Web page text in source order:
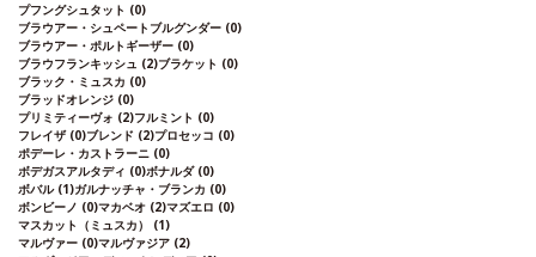
プフングシュタット (0)
ブラウアー・シュペートブルグンダー (0)
ブラウアー・ポルトギーザー (0)
ブラウフランキッシュ (2)ブラケット (0)
ブラック・ミュスカ (0)
ブラッドオレンジ (0)
プリミティーヴォ (2)フルミント (0)
フレイザ (0)ブレンド (2)プロセッコ (0)
ポデーレ・カストラーニ (0)
ボデガスアルタディ (0)ボナルダ (0)
ボバル (1)ガルナッチャ・ブランカ (0)
ボンビーノ (0)マカベオ (2)マズエロ (0)
マスカット（ミュスカ） (1)
マルヴァー (0)マルヴァジア (2)